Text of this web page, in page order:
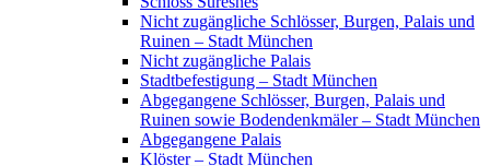
Nicht zugängliche Schlösser, Burgen, Palais und
Ruinen – Stadt München
Nicht zugängliche Palais
Stadtbefestigung – Stadt München
Abgegangene Schlösser, Burgen, Palais und
Ruinen sowie Bodendenkmäler – Stadt München
Abgegangene Palais
Klöster – Stadt München